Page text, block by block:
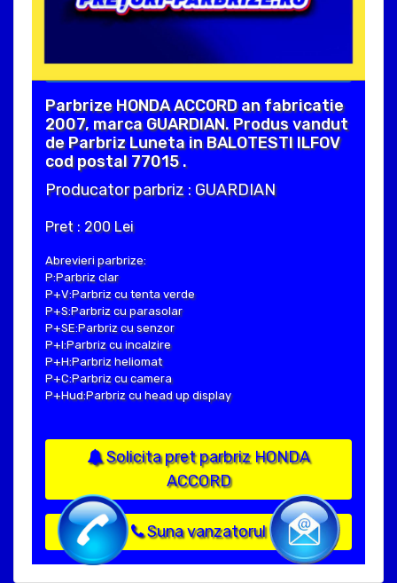
Parbrize HONDA ACCORD an fabricatie
2007, marca GUARDIAN. Produs vandut
de Parbriz Luneta in BALOTESTI ILFOV
cod postal 77015 .
Producator parbriz : GUARDIAN
Pret : 200 Lei
Abrevieri parbrize:
P:Parbriz clar
P+V:Parbriz cu tenta verde
P+S:Parbriz cu parasolar
P+SE:Parbriz cu senzor
P+I:Parbriz cu incalzire
P+H:Parbriz heliomat
P+C:Parbriz cu camera
P+Hud:Parbriz cu head up display
Solicita pret parbriz HONDA
ACCORD
Suna vanzatorul